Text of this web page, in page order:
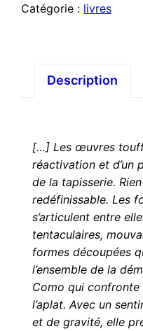
Catégorie : livres
Description
[…] Les œuvres
réactivation et d’un
de la tapisserie.
redéfinissable. Les
s’articulent entre
tentaculaires,
formes découpées
l’ensemble de la
Como qui
l’aplat. Avec un
et de gravité, elle